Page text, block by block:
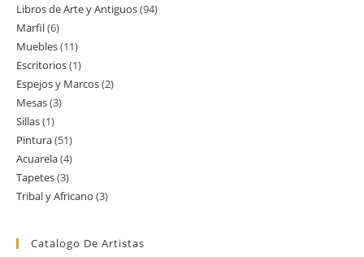
productos
Libros de Arte y Antiguos 9494
Marfil 66
productos
Muebles 1111
productos
Escritorios 11
producto
Espejos y Marcos 22
Mesas 33
Sillas 11
producto
Pintura 5151
productos
Acuarela 44
productos
Tapetes 33
productos
Tribal y Africano 33
Catalogo De Artistas